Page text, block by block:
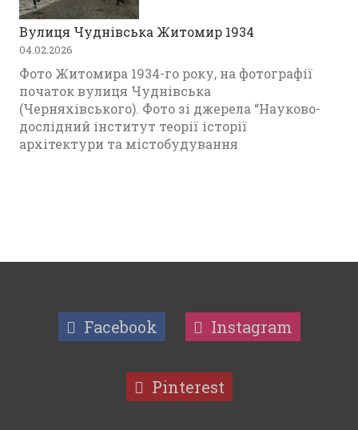
Вулиця Чуднівська Житомир 1934
04.02.2026
Фото Житомира 1934-го року, на фотографії
початок вулиця Чуднівська
(Черняхівського). Фото зі джерела “Науково-
дослідний інститут теорії історії
архітектури та містобудування
Facebook Instagram
Pinterest